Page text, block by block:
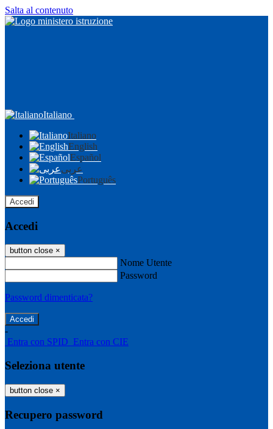
Salta al contenuto
Italiano
Italiano
English
Español
عربى
Português
Accedi
Accedi
button close ×
Nome Utente
Password
Password dimenticata?
-
Entra con SPID Entra con CIE
Seleziona utente
button close ×
Recupero password